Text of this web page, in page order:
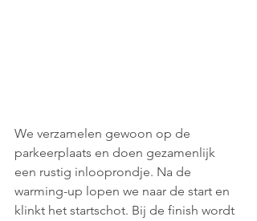
We verzamelen gewoon op de
parkeerplaats en doen gezamenlijk
een rustig inlooprondje. Na de
warming-up lopen we naar de start en
klinkt het startschot. Bij de finish wordt